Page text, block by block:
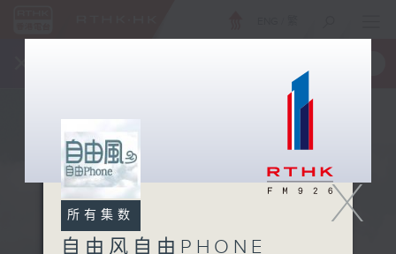
X
所有集数
自由风自由PHONE